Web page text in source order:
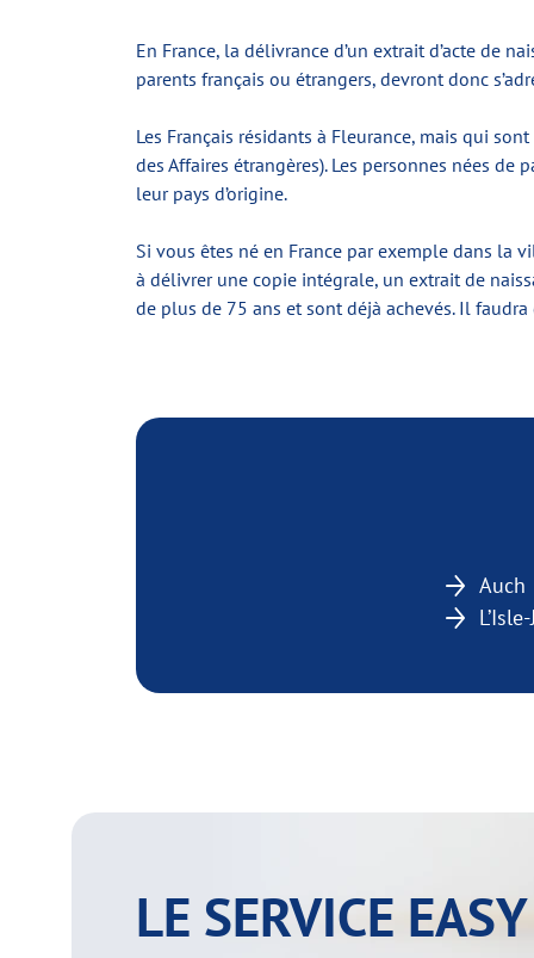
En France, la délivrance d’un extrait d’acte de
parents français ou étrangers, devront donc
Les Français résidants à Fleurance, mais qui
des Affaires étrangères). Les personnes nées
leur pays d’origine.
Si vous êtes né en France par exemple dans la
à délivrer une copie intégrale, un extrait de
de plus de 75 ans et sont déjà achevés. Il
Auch
LE SERVICE